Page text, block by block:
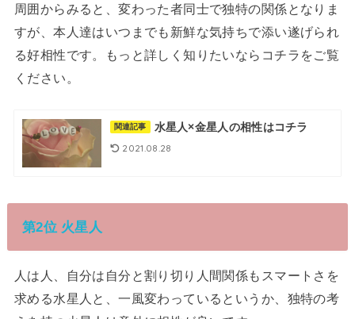
周囲からみると、変わった者同士で独特の関係となりま
すが、本人達はいつまでも新鮮な気持ちで添い遂げられ
る好相性です。もっと詳しく知りたいならコチラをご覧
ください。
関連記事 水星人×金星人の相性はコチラ
2021.08.28
第2位 火星人
人は人、自分は自分と割り切り人間関係もスマートさを
求める水星人と、一風変わっているというか、独特の考